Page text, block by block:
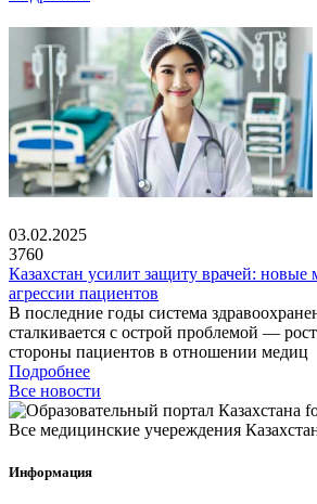
03.02.2025
3760
Казахстан усилит защиту врачей: новые
агрессии пациентов
В последние годы система
сталкивается с острой проблемой —
стороны пациентов в отношении медиц
Подробнее
Все новости
Все медицинские учереждения
Информация